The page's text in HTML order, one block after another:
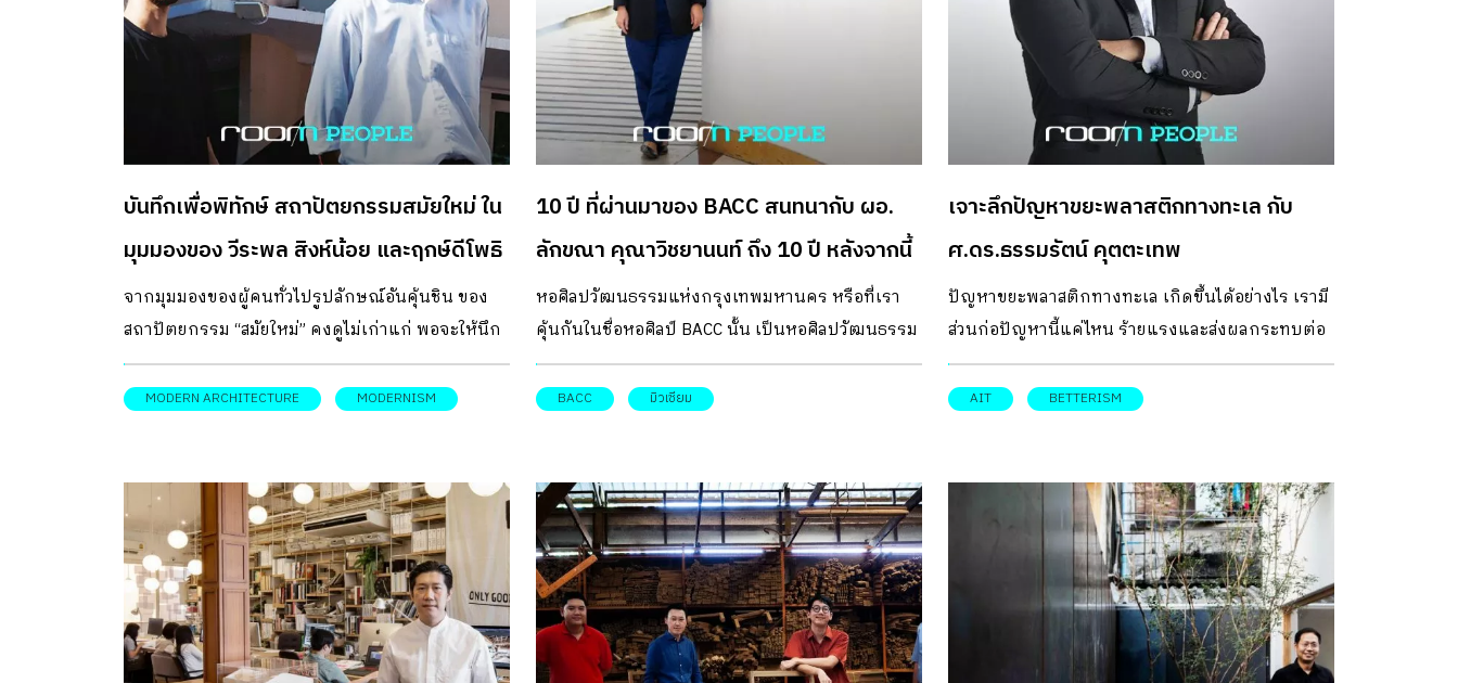
เป็นคนชอบเครื่องหนัง ชอบจนถึงขนาดที่อยากจะ
หัดทำเครื่องหนังด้วยตัวเอง” คุณธันย์เริ่มต้นเล่าให้
เราฟัง “พอเราเริ่มทำหนังไปเรื่อย ๆ เราก็ค้นพบว่าสิ่ง
ที่กวนใจเราคือ เศษหนัง ที่เหลือจากการผลิต จะเอา
ไปทิ้งก็เสียดาย พอจะนำเศษเหล่านั้นมาลองเย็บเป็นก
มันแทบจะไม่ได้ราคา เหมือนเป็นความคาใจจนเรา
เริ่มศึกษาลงไปว่า คนอื่นเขาจัดการกับเศษหนังกัน
อย่างไร และก็ค้นพบว่าเศษเหลือเหล่านี้มีอยู่มากมาย
ในอุตสาหกรรมเครื่องหนัง และไทยเราเองก็เป็น
ประเทศส่งออกหนังอันดับที่ 4 ของโลก ถ้าอย่างนั้นก็
เดียวกัน“ “พอเราเริ่มสนใจในปัญหาเศษเหลือเราก็ค้น
นำไปเผาทำลาย” คุณเมเล่าต่อ “ซึ่งเราอาจเคยได้ยิน
ว่า มีการนำเศษหนังมาทำเป็นวัสดุใหม่ แต่นั่นไม่ใช่
เศษหนังในขั้นตอนสุดท้ายแบบที่เป็นเศษเหลือแบบนี้
สิ่งเหล่านั้นคือเศษหนังที่มาจากขั้นตอนการผลิต คือ
หลังจากการฟอกเสียมากกว่า เราก็เลยคิดกันว่า […]
บันทึกเพื่อพิทักษ์ สถาปัตยกรรมสมัยใหม่ ใน
มุมมองของ วีระพล สิงห์น้อย และฤกษ์ดีโพธิ
วนากุล
จากมุมมองของผู้คนทั่วไปรูปลักษณ์อันคุ้นชิน ของ
สถาปัตยกรรม “สมัยใหม่” คงดูไม่เก่าแก่ พอจะให้นึก
ไปถึงคุณค่าทางประวัติศาสตร์ แต่ขณะเดียวกัน
อาคารที่เก่าคร่ำคร่าผ่านการ ใช้งานมาอย่างยาวนาน
ในสภาพ “กลางเก่ากลางใหม่” เช่นนี้ คุณค่าของ
สถาปัตยกรรมสมัยใหม่จึงดู คลุมเครือยิ่งนักในบริบท
ปัจจุบัน แต่สำหรับ วีระพล สิงห์น้อย หรือ ช่างภาพ
สถาปัตยกรรมอิสระที่หลายคนรู้จัก ในนาม
Beersingnoi ความงามของอาคาร เหล่านี้กลับสะดุด
ตาเขาจนกลายเป็นความ สนใจที่มาของโปรเจ็กต์งาน
MODERN ARCHITECTURE MODERNISM
10 ปี ที่ผ่านมาของ BACC สนทนากับ ผอ.
ลักขณา คุณาวิชยานนท์ ถึง 10 ปี หลังจากนี้
ไป
หอศิลปวัฒนธรรมแห่งกรุงเทพมหานคร หรือที่เรา
คุ้นกันในชื่อหอศิลป์ BACC นั้น เป็นหอศิลปวัฒนธรรม
ที่จัดตั้งขึ้นเพื่อเป็นศูนย์กลางการเรียนรู้ผ่านสื่อศิลปะ
และกิจกรรมต่าง ๆ มีการผลัดเปลี่ยนหมุนเวียน
ขับเคลื่อนให้ประชาชนเข้าใจคุณค่าและความหลาก
หลายของศิลปวัฒนธรรมในระดับท้องถิ่นไปจนถึง
บริบทของโลก และอย่างที่เป็นข่าวในการต่อสัญญา
โดยกรุงเทพมหานครไปอีก 10 ปี วันนี้ room จึงพามา
พูดคุยกับ ผอ. ลักขณา คุณาวิชยานนท์ ผู้ปฏิบัติ
หน้าที่-ผู้อำนวยการของหอศิลปวัฒนธรรมแห่ง
BACC มิวเซียม
เจาะลึกปัญหาขยะพลาสติกทางทะเล กับ
ศ.ดร.ธรรมรัตน์ คุตตะเทพ
ปัญหาขยะพลาสติกทางทะเล เกิดขึ้นได้อย่างไร เรามี
ส่วนก่อปัญหานี้แค่ไหน ร้ายแรงและส่งผลกระทบต่อ
เราหรือไม่ และมีแนวทางป้องกันแก้ไขอย่างไร ท่านผู้
อ่านเคยสงสัยกันบ้างไหม? วันนี้ room หาคำตอบมา
จะเพราะภาพข่าวของสัตว์ทะเลที่ได้รับผลกระทบจาก
ขยะพลาสติกซึ่งย่อยสลายยากเหล่านี้ ภาพของเกาะ
ขยะกลางทะเลขนาดใหญ่เท่าประเทศย่อม ๆ หรือ
แม้แต่ไมโครพลาสติกที่กลับมาสู่คนเมืองในรูปการ
ปนเปื้อนทางอาหาร แต่ปัญหาเหล่านี้มีสาเหตุมาจาก
ที่ใด เรามีส่วนกับการก่อปัญหานี้มากแค่ไหน และเรา
AIT BETTERISM